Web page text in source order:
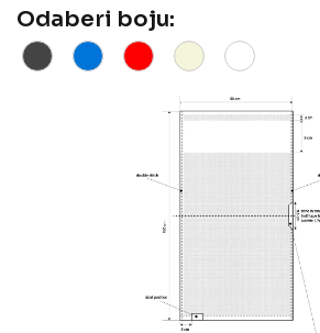
Odaberi boju: